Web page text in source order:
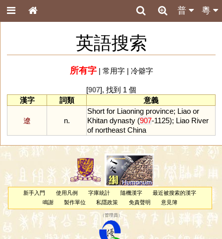
粵
普
英語搜索
所有字| 常用字| 冷僻字
[907], 找到 1 個
漢字
詞類 意義
遼 n.
Short for Liaoning province; Liao or
Khitan dynasty (907-1125); Liao River
of northeast China
新手入門 使用凡例 字庫統計 隨機漢字
最近被搜索的漢字
鳴謝
製作單位 私隱政策 免責聲明 意見簿
（管理員 ）